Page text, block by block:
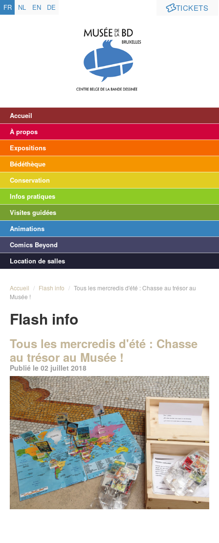
TICKETS
FR NL EN DE
Accueil
À propos
Expositions
Bédéthèque
Conservation
Infos pratiques
Visites guidées
Animations
Comics Beyond
Location de salles
Accueil / Flash info / Tous les mercredis d'été : Chasse au trésor au
Musée !
Flash info
Tous les mercredis d'été : Chasse
au trésor au Musée !
Publié le 02 juillet 2018